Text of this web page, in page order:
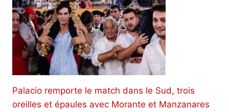
Palacio remporte le match dans le Sud, trois
oreilles et épaules avec Morante et Manzanares